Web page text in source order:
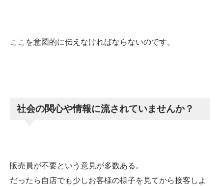
ここを意図的に伝えなければならないのです。
社会の関心や情報に流されていませんか？
販売員が不要という意見が多数ある。
だったら自店でも少しお客様の様子を見てから接客しよ